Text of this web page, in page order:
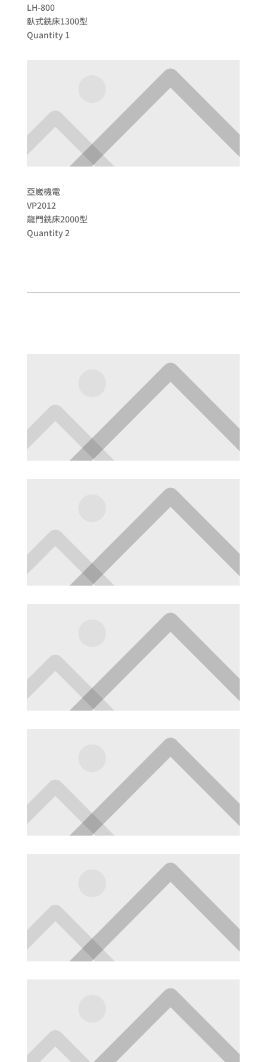
LH-800
臥式銑床1300型
Quantity 1
亞崴機電
VP2012
龍門銑床2000型
Quantity 2